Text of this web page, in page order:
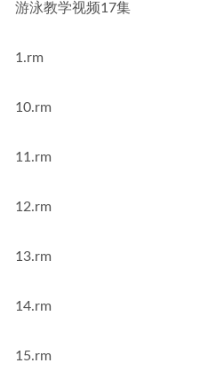
游泳教学视频17集
1.rm
10.rm
11.rm
12.rm
13.rm
14.rm
15.rm